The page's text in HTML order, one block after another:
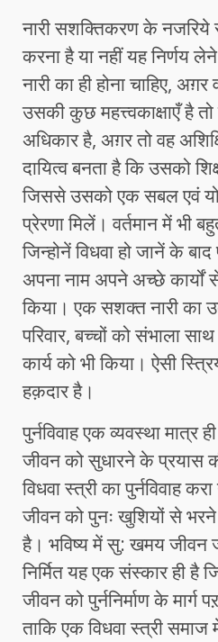
नारी सशक्तिकरण के नजरिये
करना है या नहीं यह निर्णय
नारी का ही होना चाहिए,
उसकी कुछ महत्त्वकाक्षाएँ है
अधिकार है, अग़र तो वह
दायित्व बनता है कि उसको
जिससे उसको एक सबल एवं
प्रेरणा मिलें। वर्तमान में भी
जिन्होनें विधवा हो जानें के
अपना नाम अपने अच्छे
किया। एक सशक्त नारी का
परिवार, बच्चों को संभाला
कार्य को भी किया। ऐसी
हक़दार है।
पुर्नविवाह एक व्यवस्था मात्र
जीवन को सुधारने के प्रयास
विधवा स्त्री का पुर्नविवाह
जीवन को पुनः खुशियों से
है। भविष्य में सु: खमय जीवन
निर्मित यह एक संस्कार ही
जीवन को पुर्ननिर्माण के मार्ग
ताकि एक विधवा स्त्री